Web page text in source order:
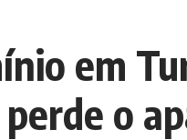
em
o